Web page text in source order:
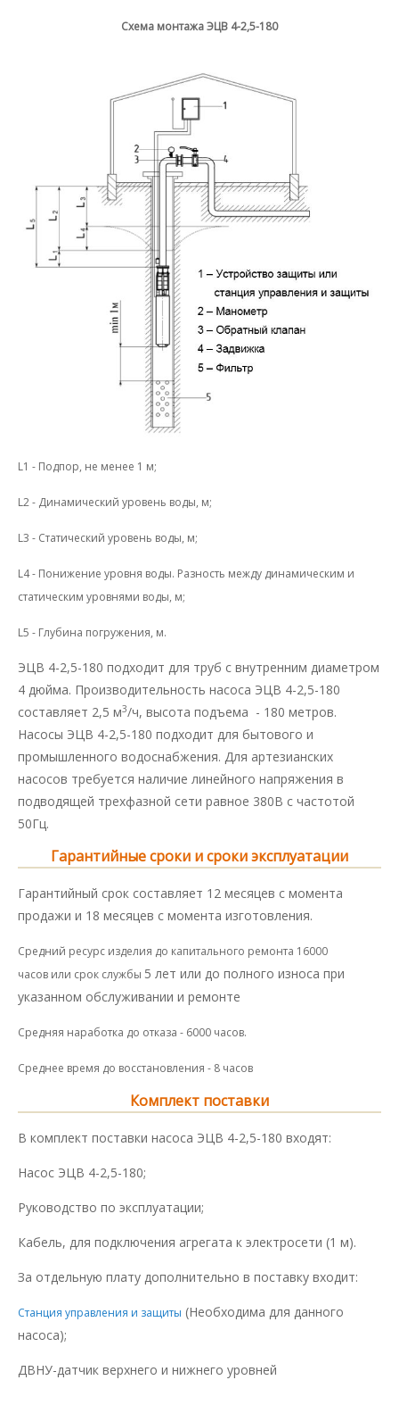
Схема монтажа ЭЦВ 4-2,5-180
L1 - Подпор, не менее 1 м;
L2 - Динамический уровень воды, м;
L3 - Статический уровень воды, м;
L4 - Понижение уровня воды. Разность между динамическим и
статическим уровнями воды, м;
L5 - Глубина погружения, м.
ЭЦВ 4-2,5-180 подходит для труб с внутренним диаметром
4 дюйма. Производительность насоса ЭЦВ 4-2,5-180
составляет 2,5 м3/ч, высота подъема - 180 метров.
Насосы ЭЦВ 4-2,5-180 подходит для бытового и
промышленного водоснабжения. Для артезианских
насосов требуется наличие линейного напряжения в
подводящей трехфазной сети равное 380В с частотой
50Гц.
Гарантийные сроки и сроки эксплуатации
Гарантийный срок составляет 12 месяцев с момента
продажи и 18 месяцев с момента изготовления.
Средний ресурс изделия до капитального ремонта 16000
часов или срок службы 5 лет или до полного износа при
указанном обслуживании и ремонте
Средняя наработка до отказа - 6000 часов.
Среднее время до восстановления - 8 часов
Комплект поставки
В комплект поставки насоса ЭЦВ 4-2,5-180 входят:
Насос ЭЦВ 4-2,5-180;
Руководство по эксплуатации;
Кабель, для подключения агрегата к электросети (1 м).
За отдельную плату дополнительно в поставку входит:
Станция управления и защиты (Необходима для данного
насоса);
ДВНУ-датчик верхнего и нижнего уровней